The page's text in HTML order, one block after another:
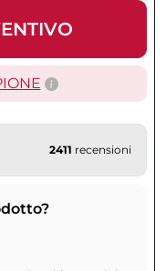
2411 recensioni